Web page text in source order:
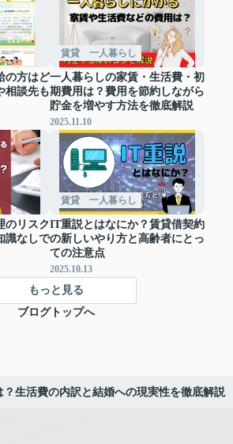
の方はど
相談先も
賃貸 一人暮らし
一人暮らしの家賃・生活費・初
期費用は？費用を節約しながら
貯金を増やす方法を徹底解説
2025.11.10
のリスク
識なしで
賃貸 一人暮らし
IT重説とはなにか？賃貸借契約
の新しいやり方と高齢者にとっ
ての注意点
2025.10.13
もっと見る
ブログトップへ
生活費の内訳と結婚への現実性を徹底解説